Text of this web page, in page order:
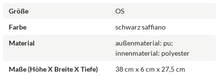
Größe
OS
Farbe
schwarz saffiano
Material
außenmaterial: pu;
innenmaterial: polyester
Maße (Höhe X Breite X Tiefe)
38 cm x 6 cm x 27,5 cm